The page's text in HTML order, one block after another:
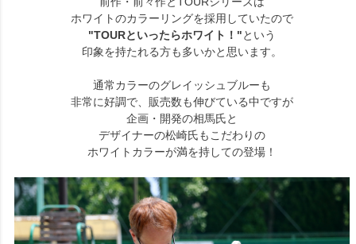
ホワイトのカラーリングを採用していたので
"TOURといったらホワイト！"という
印象を持たれる方も多いかと思います。
通常カラーのグレイッシュブルーも
非常に好調で、販売数も伸びている中ですが
企画・開発の相馬氏と
デザイナーの松崎氏もこだわりの
ホワイトカラーが満を持しての登場！